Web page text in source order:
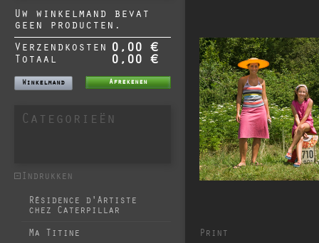
Uw winkelmand bevat
geen producten.
Verzendkosten 0,00 €
Totaal 0,00 €
Winkelmand Afrekenen
Categorieën
Indrukken
Résidence d'Artiste
chez Caterpillar
Ma Titine
Print